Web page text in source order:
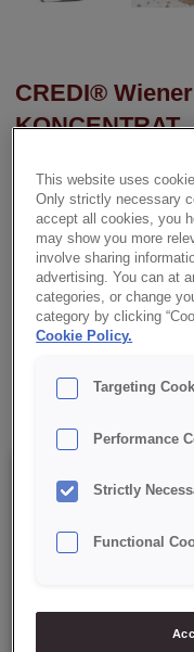
CREDI®
KONCENTRAT
półfrancuskiego z
doskonałe rezultaty
✔ Prosta receptura
✔ Wszechstronność
✔ RSPO MB
Szczegóły
Data minimalnej
This website uses
Only strictly necessary
accept all cookies, you
may show you more
involve sharing
advertising. You can at
categories, or change
category by clicking
Cookie Policy.
Targeting
Performance
Strictly
Functional